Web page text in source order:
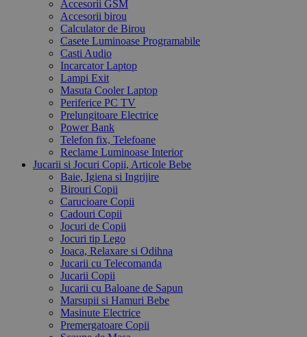
Accesorii GSM
Accesorii birou
Calculator de Birou
Casete Luminoase Programabile
Casti Audio
Incarcator Laptop
Lampi Exit
Masuta Cooler Laptop
Periferice PC TV
Prelungitoare Electrice
Power Bank
Telefon fix, Telefoane
Reclame Luminoase Interior
Jucarii si Jocuri Copii, Articole Bebe
Baie, Igiena si Ingrijire
Birouri Copii
Carucioare Copii
Cadouri Copii
Jocuri de Copii
Jocuri tip Lego
Joaca, Relaxare si Odihna
Jucarii cu Telecomanda
Jucarii Copii
Jucarii cu Baloane de Sapun
Marsupii si Hamuri Bebe
Masinute Electrice
Premergatoare Copii